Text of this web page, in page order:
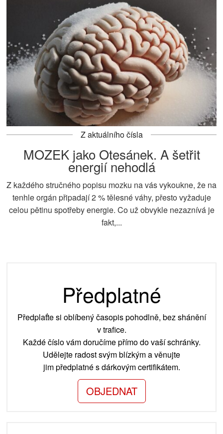
Z aktuálního čísla
MOZEK jako Otesánek. A šetřit
energií nehodlá
Z každého stručného popisu mozku na vás vykoukne, že na
tenhle orgán připadají 2 % tělesné váhy, přesto vyžaduje
celou pětinu spotřeby energie. Co už obvykle nezaznívá je
fakt,...
Předplatné
Předplaťte si oblíbený časopis pohodlně, bez shánění
v trafice.
Každé číslo vám doručíme přímo do vaší schránky.
Udělejte radost svým blízkým a věnujte
jim předplatné s dárkovým certifikátem.
OBJEDNAT